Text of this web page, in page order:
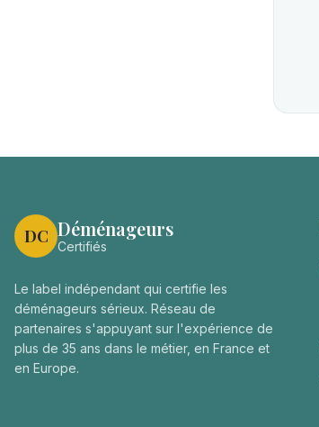
DC Déménageurs
Certifiés
Le label indépendant qui certifie les
déménageurs sérieux. Réseau de
partenaires s'appuyant sur l'expérience de
plus de 35 ans dans le métier, en France et
en Europe.